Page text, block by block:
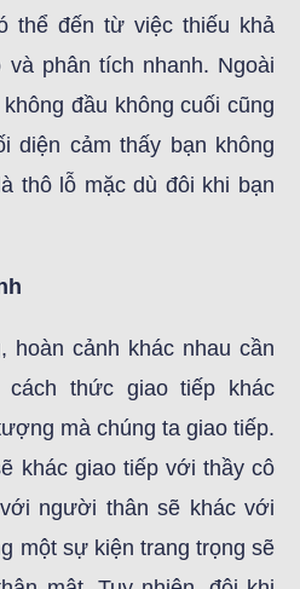
thể đến từ việc thiếu khả
phân tích nhanh. Ngoài
đầu không cuối cũng
diện cảm thấy bạn không
thô lỗ mặc dù đôi khi bạn
hoàn cảnh khác nhau cần
thức giao tiếp khác
mà chúng ta giao tiếp.
khác giao tiếp với thầy cô
người thân sẽ khác với
một sự kiện trang trọng sẽ